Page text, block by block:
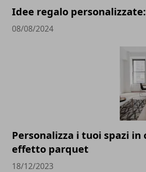
Idee regalo
08/08/2024
Personalizza i tuoi spazi
effetto parquet
18/12/2023